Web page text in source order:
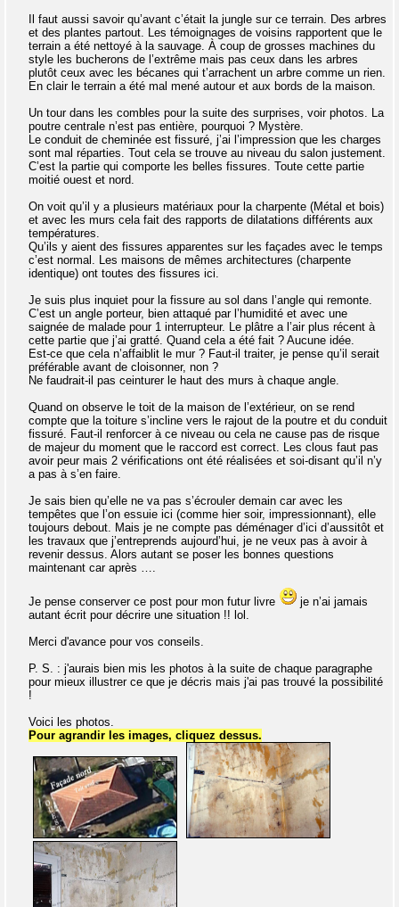
Il faut aussi savoir qu’avant c’était la jungle sur ce terrain. Des arbres
et des plantes partout. Les témoignages de voisins rapportent que le
terrain a été nettoyé à la sauvage. À coup de grosses machines du
style les bucherons de l’extrême mais pas ceux dans les arbres
plutôt ceux avec les bécanes qui t’arrachent un arbre comme un rien.
En clair le terrain a été mal mené autour et aux bords de la maison.
Un tour dans les combles pour la suite des surprises, voir photos. La
poutre centrale n’est pas entière, pourquoi ? Mystère.
Le conduit de cheminée est fissuré, j’ai l’impression que les charges
sont mal réparties. Tout cela se trouve au niveau du salon justement.
C’est la partie qui comporte les belles fissures. Toute cette partie
moitié ouest et nord.
On voit qu’il y a plusieurs matériaux pour la charpente (Métal et bois)
et avec les murs cela fait des rapports de dilatations différents aux
températures.
Qu’ils y aient des fissures apparentes sur les façades avec le temps
c’est normal. Les maisons de mêmes architectures (charpente
identique) ont toutes des fissures ici.
Je suis plus inquiet pour la fissure au sol dans l’angle qui remonte.
C’est un angle porteur, bien attaqué par l’humidité et avec une
saignée de malade pour 1 interrupteur. Le plâtre a l’air plus récent à
cette partie que j’ai gratté. Quand cela a été fait ? Aucune idée.
Est-ce que cela n’affaiblit le mur ? Faut-il traiter, je pense qu’il serait
préférable avant de cloisonner, non ?
Ne faudrait-il pas ceinturer le haut des murs à chaque angle.
Quand on observe le toit de la maison de l’extérieur, on se rend
compte que la toiture s’incline vers le rajout de la poutre et du conduit
fissuré. Faut-il renforcer à ce niveau ou cela ne cause pas de risque
de majeur du moment que le raccord est correct. Les clous faut pas
avoir peur mais 2 vérifications ont été réalisées et soi-disant qu’il n’y
a pas à s’en faire.
Je sais bien qu’elle ne va pas s’écrouler demain car avec les
tempêtes que l’on essuie ici (comme hier soir, impressionnant), elle
toujours debout. Mais je ne compte pas déménager d’ici d’aussitôt et
les travaux que j’entreprends aujourd’hui, je ne veux pas à avoir à
revenir dessus. Alors autant se poser les bonnes questions
maintenant car après ….
Je pense conserver ce post pour mon futur livre
je n’ai jamais
autant écrit pour décrire une situation !! lol.
Merci d'avance pour vos conseils.
P. S. : j'aurais bien mis les photos à la suite de chaque paragraphe
pour mieux illustrer ce que je décris mais j'ai pas trouvé la possibilité
!
Voici les photos.
Pour agrandir les images, cliquez dessus.